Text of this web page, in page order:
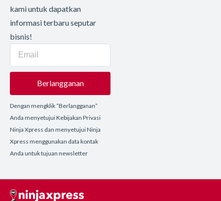
kami untuk dapatkan
informasi terbaru seputar
bisnis!
Berlangganan
Dengan mengklik “Berlangganan”
Anda menyetujui Kebijakan Privasi
Ninja Xpress dan menyetujui Ninja
Xpress menggunakan data kontak
Anda untuk tujuan newsletter